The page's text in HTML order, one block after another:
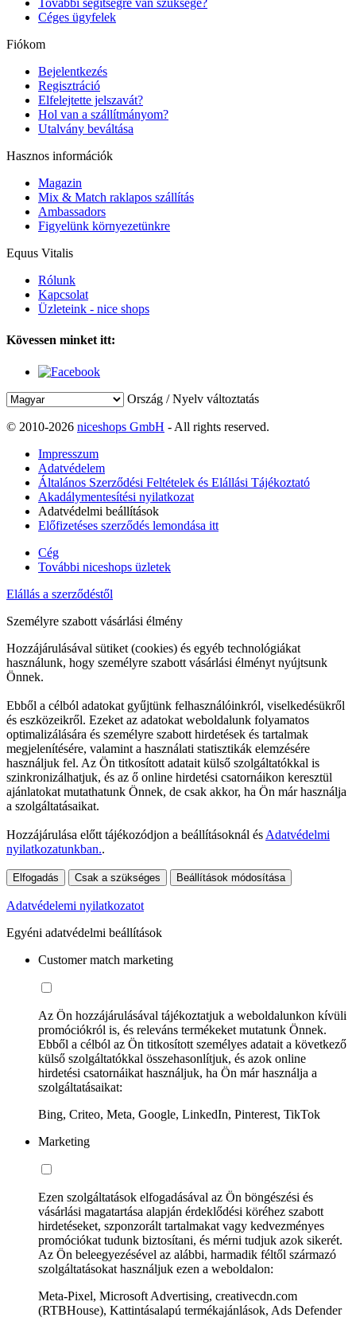
További segítségre van szüksége?
Céges ügyfelek
Fiókom
Bejelentkezés
Regisztráció
Elfelejtette jelszavát?
Hol van a szállítmányom?
Utalvány beváltása
Hasznos információk
Magazin
Mix & Match raklapos szállítás
Ambassadors
Figyelünk környezetünkre
Equus Vitalis
Rólunk
Kapcsolat
Üzleteink - nice shops
Kövessen minket itt:
Ország / Nyelv változtatás
© 2010-2026 niceshops GmbH - All rights reserved.
Impresszum
Adatvédelem
Általános Szerződési Feltételek és Elállási Tájékoztató
Akadálymentesítési nyilatkozat
Adatvédelmi beállítások
Előfizetéses szerződés lemondása itt
Cég
További niceshops üzletek
Elállás a szerződéstől
Személyre szabott vásárlási élmény
Hozzájárulásával sütiket (cookies) és egyéb technológiákat
használunk, hogy személyre szabott vásárlási élményt nyújtsunk
Önnek.
Ebből a célból adatokat gyűjtünk felhasználóinkról, viselkedésükről
és eszközeikről. Ezeket az adatokat weboldalunk folyamatos
optimalizálására és személyre szabott hirdetések és tartalmak
megjelenítésére, valamint a használati statisztikák elemzésére
használjuk fel. Az Ön titkosított adatait külső szolgáltatókkal is
szinkronizálhatjuk, és az ő online hirdetési csatornáikon keresztül
ajánlatokat mutathatunk Önnek, de csak akkor, ha Ön már használja
a szolgáltatásaikat.
Hozzájárulása előtt tájékozódjon a beállításoknál és Adatvédelmi
nyilatkozatunkban..
Elfogadás Csak a szükséges Beállítások módosítása
Adatvédelemi nyilatkozatot
Egyéni adatvédelmi beállítások
Customer match marketing
Az Ön hozzájárulásával tájékoztatjuk a weboldalunkon kívüli
promóciókról is, és releváns termékeket mutatunk Önnek.
Ebből a célból az Ön titkosított személyes adatait a következő
külső szolgáltatókkal összehasonlítjuk, és azok online
hirdetési csatornáikat használjuk, ha Ön már használja a
szolgáltatásaikat:
Bing, Criteo, Meta, Google, LinkedIn, Pinterest, TikTok
Marketing
Ezen szolgáltatások elfogadásával az Ön böngészési és
vásárlási magatartása alapján érdeklődési köréhez szabott
hirdetéseket, szponzorált tartalmakat vagy kedvezményes
promóciókat tudunk biztosítani, és mérni tudjuk azok sikerét.
Az Ön beleegyezésével az alábbi, harmadik féltől származó
szolgáltatásokat használjuk ezen a weboldalon:
Meta-Pixel, Microsoft Advertising, creativecdn.com
(RTBHouse), Kattintásalapú termékajánlások, Ads Defender